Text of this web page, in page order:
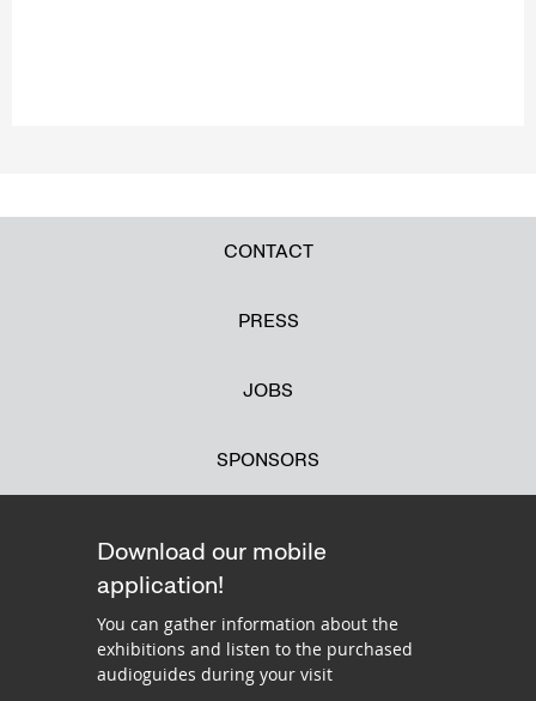
CONTACT
PRESS
JOBS
SPONSORS
Download our mobile
application!
You can gather information about the
exhibitions and listen to the purchased
audioguides during your visit